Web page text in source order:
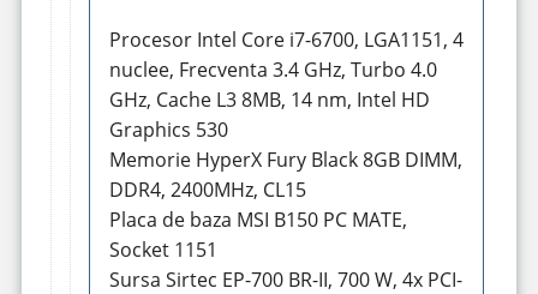
Procesor Intel Core i7-6700, LGA1151, 4
nuclee, Frecventa 3.4 GHz, Turbo 4.0
GHz, Cache L3 8MB, 14 nm, Intel HD
Graphics 530
Memorie HyperX Fury Black 8GB DIMM,
DDR4, 2400MHz, CL15
Placa de baza MSI B150 PC MATE,
Socket 1151
Sursa Sirtec EP-700 BR-II, 700 W, 4x PCI-